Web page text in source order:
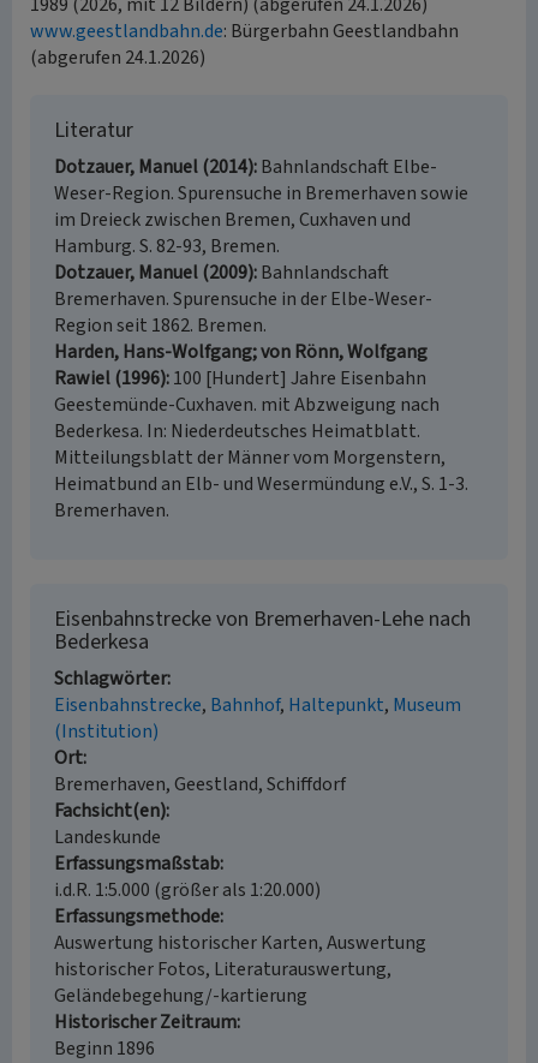
www.geestlandbahn.de: Bürgerbahn Geestlandbahn
(abgerufen 24.1.2026)
Literatur
Dotzauer, Manuel (2014) Bahnlandschaft Elbe-
Weser-Region. Spurensuche in Bremerhaven sowie
im Dreieck zwischen Bremen, Cuxhaven und
Hamburg. S. 82-93, Bremen.
Dotzauer, Manuel (2009) Bahnlandschaft
Bremerhaven. Spurensuche in der Elbe-Weser-
Region seit 1862. Bremen.
Harden, Hans-Wolfgang; von Rönn, Wolfgang
Rawiel (1996) 100 [Hundert] Jahre Eisenbahn
Geestemünde-Cuxhaven. mit Abzweigung nach
Bederkesa. In: Niederdeutsches Heimatblatt.
Mitteilungsblatt der Männer vom Morgenstern,
Heimatbund an Elb- und Wesermündung e.V., S. 1-3.
Bremerhaven.
Eisenbahnstrecke von Bremerhaven-Lehe nach
Bederkesa
Schlagwörter
Eisenbahnstrecke Bahnhof Haltepunkt Museum
(Institution)
Ort
Bremerhaven, Geestland, Schiffdorf
Fachsicht(en)
Landeskunde
Erfassungsmaßstab
i.d.R. 1:5.000 (größer als 1:20.000)
Erfassungsmethode
Auswertung historischer Karten, Auswertung
historischer Fotos, Literaturauswertung,
Geländebegehung/-kartierung
Historischer Zeitraum
Beginn 1896